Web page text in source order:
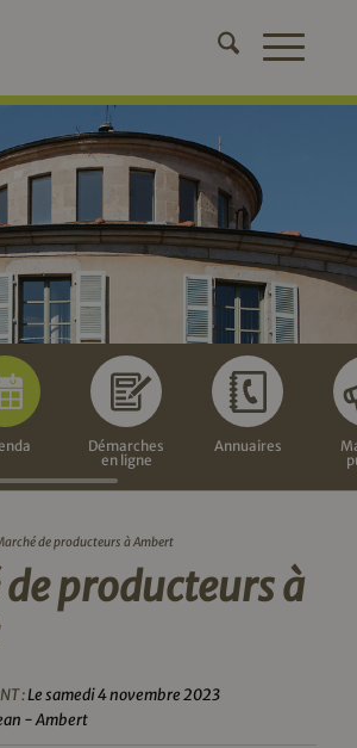
Démarches
en ligne
Annuaires
de producteurs à Ambert
producteurs à
:Le samedi 4 novembre 2023
- Ambert